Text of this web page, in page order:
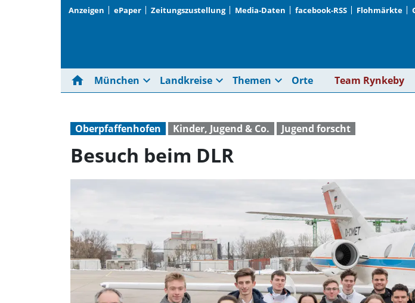
Anzeigen ePaper Zeitungszustellung Media-Daten facebook-RSS Flohmärkte
Besuch
home München expand_more Landkreise expand_more Themen expand_more Orte Team Rynkeby
Oberpfaffenhofen Kinder, Jugend & Co. Jugend forscht
Besuch beim DLR